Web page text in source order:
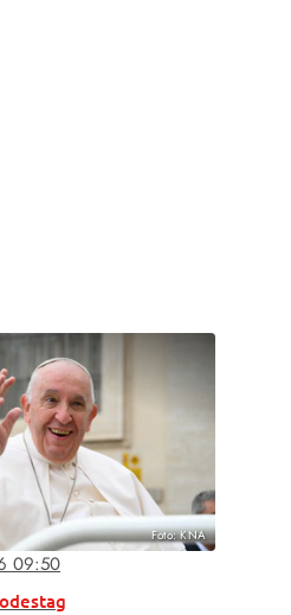
Foto: KNA
09:50